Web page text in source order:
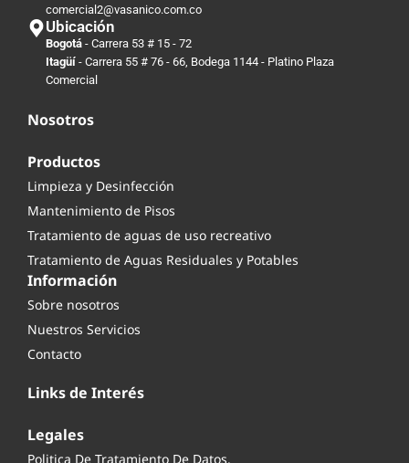
comercial2@vasanico.com.co
Ubicación
Bogotá - Carrera 53 # 15 - 72
Itagüí - Carrera 55 # 76 - 66, Bodega 1144 - Platino Plaza
Comercial
Nosotros
Productos
Limpieza y Desinfección
Mantenimiento de Pisos
Tratamiento de aguas de uso recreativo
Tratamiento de Aguas Residuales y Potables
Información
Sobre nosotros
Nuestros Servicios
Contacto
Links de Interés
Legales
Politica De Tratamiento De Datos.